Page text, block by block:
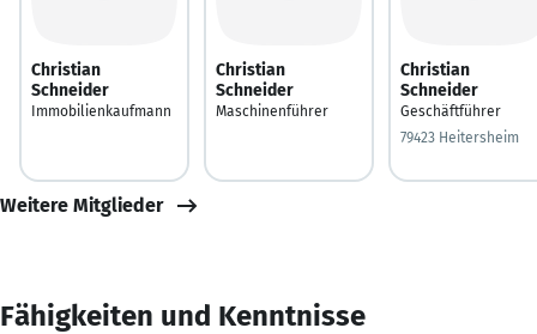
Christian
Schneider
Immobilienkaufmann
Christian
Schneider
Maschinenführer
Christian
Schneider
Geschäftführer
79423 Heitersheim
Weitere Mitglieder
Fähigkeiten und Kenntnisse